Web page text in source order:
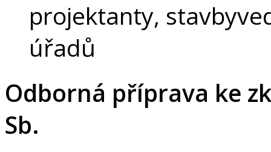
projektanty,
úřadů
Odborná příprava ke
Sb.